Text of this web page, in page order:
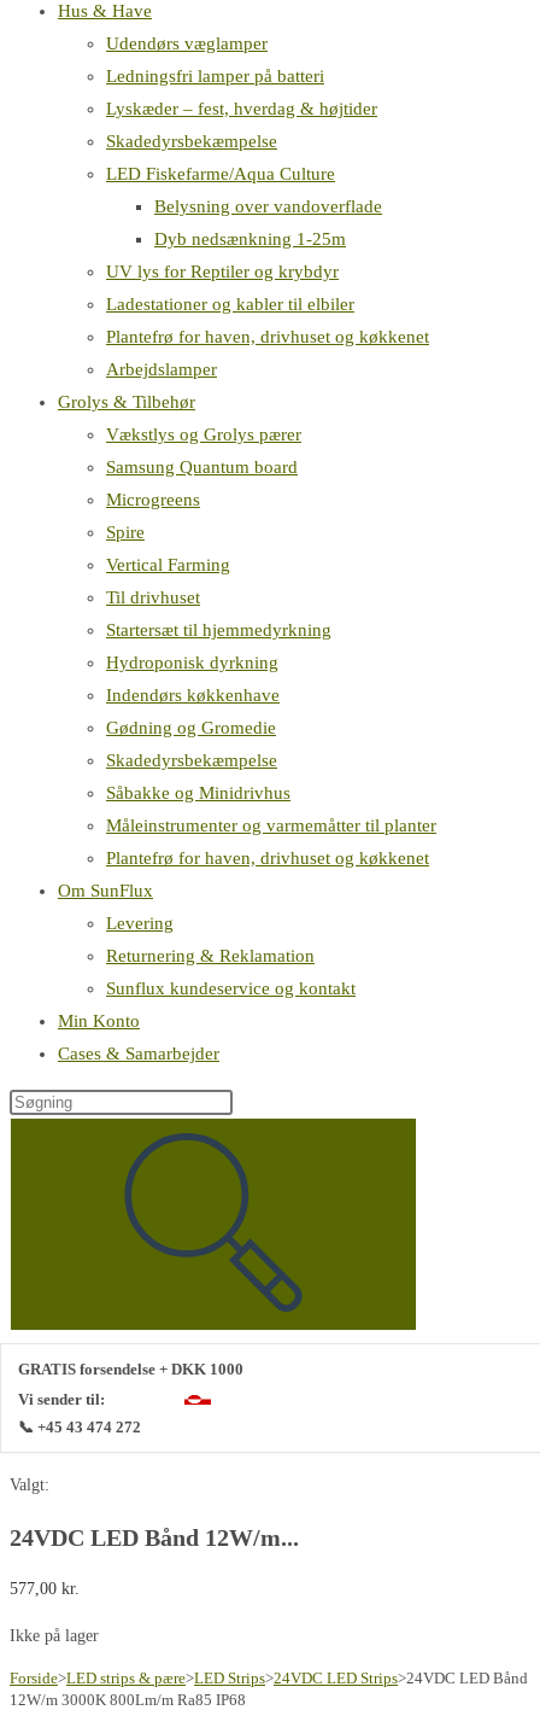
Hus & Have
Udendørs væglamper
Ledningsfri lamper på batteri
Lyskæder – fest, hverdag & højtider
Skadedyrsbekæmpelse
LED Fiskefarme/Aqua Culture
Belysning over vandoverflade
Dyb nedsænkning 1-25m
UV lys for Reptiler og krybdyr
Ladestationer og kabler til elbiler
Plantefrø for haven, drivhuset og køkkenet
Arbejdslamper
Grolys & Tilbehør
Vækstlys og Grolys pærer
Samsung Quantum board
Microgreens
Spire
Vertical Farming
Til drivhuset
Startersæt til hjemmedyrkning
Hydroponisk dyrkning
Indendørs køkkenhave
Gødning og Gromedie
Skadedyrsbekæmpelse
Såbakke og Minidrivhus
Måleinstrumenter og varmemåtter til planter
Plantefrø for haven, drivhuset og køkkenet
Om SunFlux
Levering
Returnering & Reklamation
Sunflux kundeservice og kontakt
Min Konto
Cases & Samarbejder
Søg
GRATIS forsendelse + DKK 1000
Vi sender til:
📞 +45 43 474 272
Valgt:
24VDC LED Bånd 12W/m...
577,00 kr.
Ikke på lager
Forside>LED strips & pære>LED Strips>24VDC LED Strips>24VDC LED Bånd
12W/m 3000K 800Lm/m Ra85 IP68